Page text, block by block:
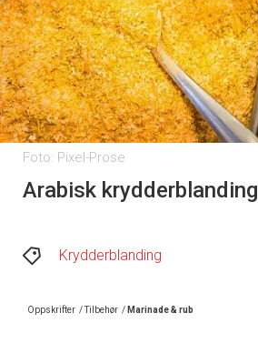
Foto: Pixel-Prose
Arabisk krydderblanding
Krydderblanding
Oppskrifter /Tilbehør / Marinade & rub